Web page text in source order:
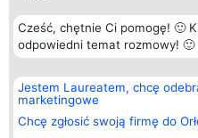
Cześć, chętnie Ci pomogę! 🙂
odpowiedni temat rozmowy! 🙂
Jestem Laureatem, chcę
marketingowe
Chcę zgłosić swoją firmę do
Organizator plebiscytu
Bright Side Solutions sp. z o.
o. sp. k.
ul. Ruska 22
Wrocław 50-079